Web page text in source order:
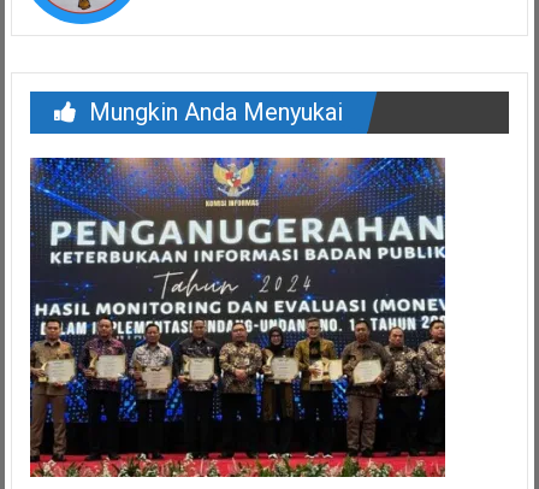
Mungkin Anda Menyukai